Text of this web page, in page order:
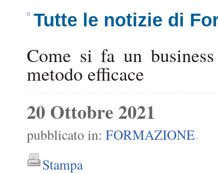
Tutte le notizie di
Come si fa un
metodo efficace
20 Ottobre 2021
pubblicato in: FORMAZIONE -
Stampa